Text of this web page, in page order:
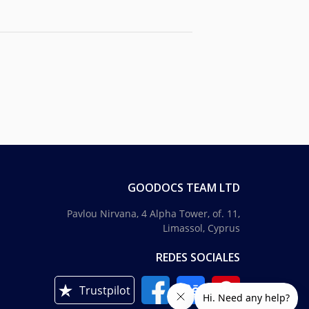
GOODOCS TEAM LTD
Pavlou Nirvana, 4 Alpha Tower, of. 11,
Limassol, Cyprus
REDES SOCIALES
Trustpilot